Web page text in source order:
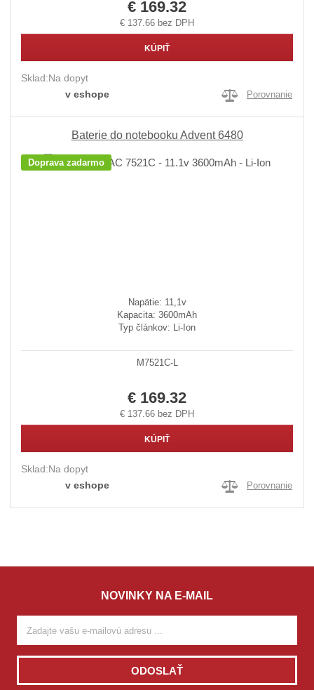
€ 169.32
€ 137.66 bez DPH
KÚPIŤ
Sklad:Na dopyt
v eshope
Porovnanie
Baterie do notebooku Advent 6480
Doprava zadarmo
Napätie: 11,1v
Kapacita: 3600mAh
Typ článkov: Li-Ion
M7521C-L
€ 169.32
€ 137.66 bez DPH
KÚPIŤ
Sklad:Na dopyt
v eshope
Porovnanie
NOVINKY NA E-MAIL
ODOSLAŤ